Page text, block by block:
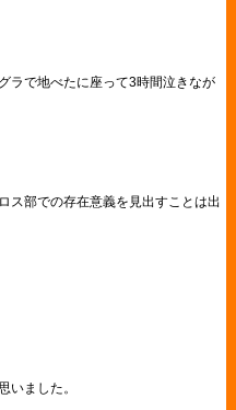
ラで地べたに座って3時間泣きなが
ス部での存在意義を見出すことは出
いました。